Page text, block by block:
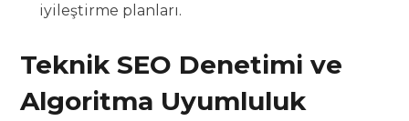
iyileştirme planları.
Teknik SEO Denetimi ve
Algoritma Uyumluluk